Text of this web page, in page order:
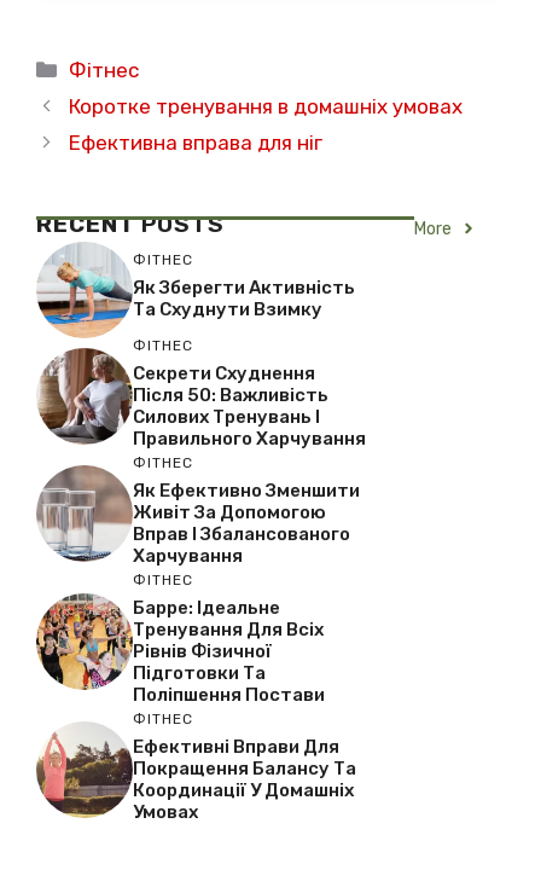
Категорії
Фітнес
Коротке тренування в домашніх умовах
Ефективна вправа для ніг
RECENTPOSTS More
ФІТНЕС
Як Зберегти Активність
Та Схуднути Взимку
ФІТНЕС
Секрети Схуднення
Після 50: Важливість
Силових Тренувань І
Правильного Харчування
ФІТНЕС
Як Ефективно Зменшити
Живіт За Допомогою
Вправ І Збалансованого
Харчування
ФІТНЕС
Барре: Ідеальне
Тренування Для Всіх
Рівнів Фізичної
Підготовки Та
Поліпшення Постави
ФІТНЕС
Ефективні Вправи Для
Покращення Балансу Та
Координації У Домашніх
Умовах